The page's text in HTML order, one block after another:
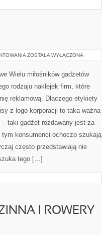
WSPÓŁCZEŚNIE
ZOSTAŁA WYŁĄCZONA
Wielu miłośników gadżetów
rodzaju naklejek firm, które
reklamową. Dlaczego etykiety
z logo korporacji to taka ważna
– taki gadżet rozdawany jest za
konsumenci ochoczo szukają
często przedstawiają nie
tego […]
I ROWERY